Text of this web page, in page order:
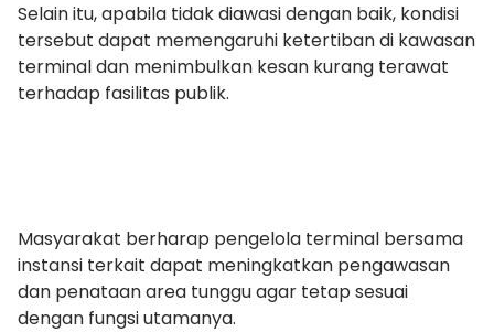
Selain itu, apabila tidak diawasi dengan baik, kondisi
tersebut dapat memengaruhi ketertiban di kawasan
terminal dan menimbulkan kesan kurang terawat
terhadap fasilitas publik.
Masyarakat berharap pengelola terminal bersama
instansi terkait dapat meningkatkan pengawasan
dan penataan area tunggu agar tetap sesuai
dengan fungsi utamanya.